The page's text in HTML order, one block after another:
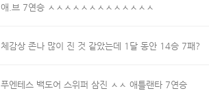
애.브 7연승 ㅅㅅㅅㅅㅅㅅㅅㅅㅅㅅㅅㅅㅅ
체감상 존나 많이 진 것 같았는데 1달 동안 14승 7패?
푸엔테스 백도어 스위퍼 삼진 ㅅㅅ 애틀랜타 7연승